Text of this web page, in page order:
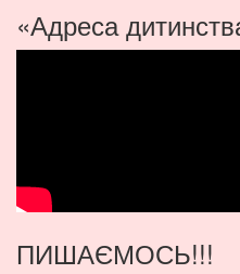
«Адреса
ПИШАЄМОСЬ!!!